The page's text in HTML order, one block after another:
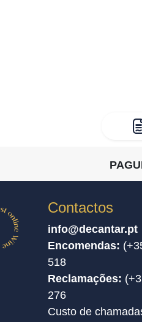
Contactos
info@decantar.pt
Encomendas:
518
Reclamações:
276
Custo de